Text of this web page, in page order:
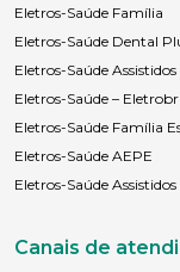
Eletros-Saúde Família
Eletros-Saúde Dental
Eletros-Saúde Assistidos
Eletros-Saúde –
Eletros-Saúde Família
Eletros-Saúde AEPE
Eletros-Saúde Assistidos
Canais de